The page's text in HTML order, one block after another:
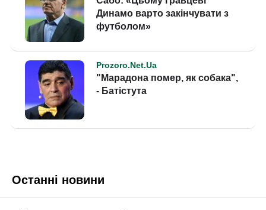
Останні новини